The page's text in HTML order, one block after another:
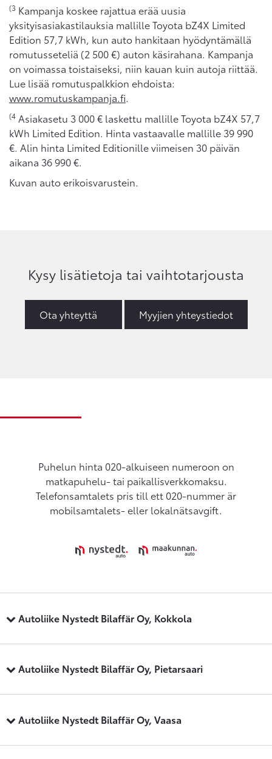
(3 Kampanja koskee rajattua erää uusia
yksityisasiakastilauksia mallille Toyota bZ4X Limited
Edition 57,7 kWh, kun auto hankitaan hyödyntämällä
romutusseteliä (2 500 €) auton käsirahana. Kampanja
on voimassa toistaiseksi, niin kauan kuin autoja riittää.
Lue lisää romutuspalkkion ehdoista:
www.romutuskampanja.fi.
(4 Asiakasetu 3 000 € laskettu mallille Toyota bZ4X 57,7
kWh Limited Edition. Hinta vastaavalle mallille 39 990
€. Alin hinta Limited Editionille viimeisen 30 päivän
aikana 36 990 €.
Kuvan auto erikoisvarustein.
Kysy lisätietoja tai vaihtotarjousta
Ota yhteyttä Myyjien yhteystiedot
Puhelun hinta 020-alkuiseen numeroon on
matkapuhelu- tai paikallisverkkomaksu.
Telefonsamtalets pris till ett 020-nummer är
mobilsamtalets- eller lokalnätsavgift.
Autoliike Nystedt Bilaffär Oy, Kokkola
Autoliike Nystedt Bilaffär Oy, Pietarsaari
Autoliike Nystedt Bilaffär Oy, Vaasa